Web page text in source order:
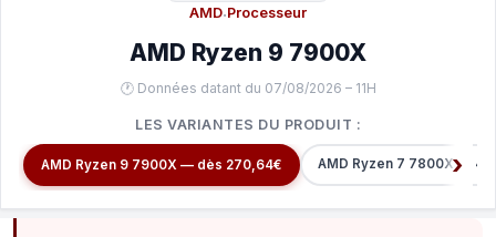
AMD·Processeur
AMD Ryzen 9 7900X
🕐 Données datant du 07/08/2026 – 11H
LES VARIANTES DU PRODUIT :
AMD Ryzen 9 7900X — dès 270,64€ AMD Ryzen 7 7800X3D